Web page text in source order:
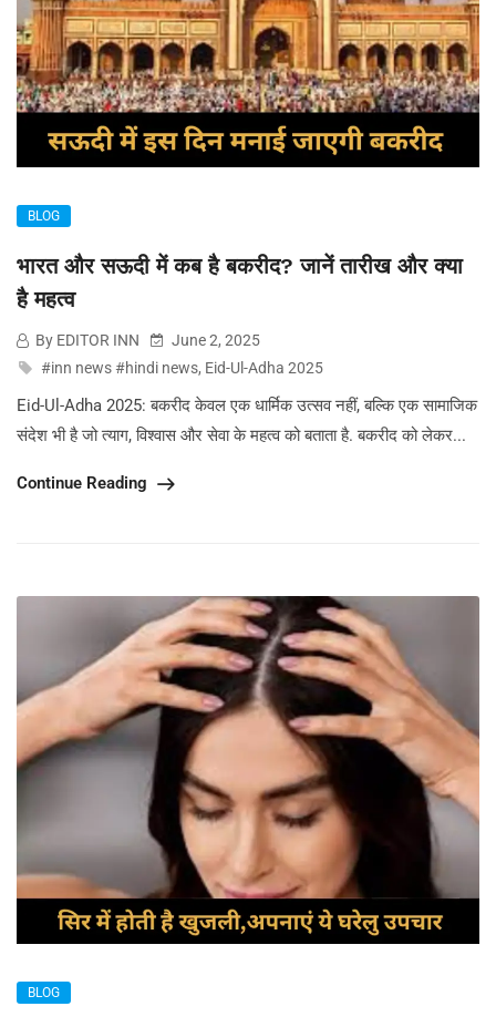
BLOG
भारत और सऊदी में कब है बकरीद? जानें तारीख और क्या
है महत्व
By EDITOR INN
June 2, 2025
#inn news #hindi news, Eid-Ul-Adha 2025
Eid-Ul-Adha 2025: बकरीद केवल एक धार्मिक उत्सव नहीं, बल्कि एक सामाजिक
संदेश भी है जो त्याग, विश्वास और सेवा के महत्व को बताता है. बकरीद को लेकर...
Continue Reading
BLOG